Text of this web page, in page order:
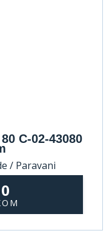
C-02-43080
/ Paravani